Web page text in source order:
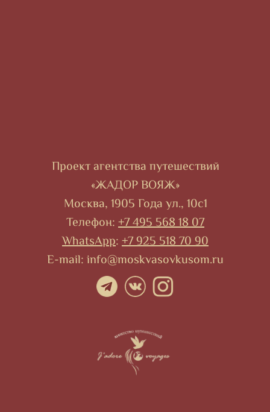
Проект агентства путешествий
«ЖАДОР ВОЯЖ»
Москва, 1905 Года ул., 10с1
Телефон:+7 495 568 18 07
WhatsApp:+7 925 518 70 90
E-mail: info@moskvasovkusom.ru